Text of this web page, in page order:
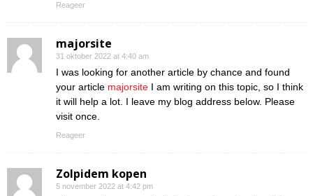
Reageer
majorsite
31 oktober 2022 at 4:40 am
I was looking for another article by chance and found
your article majorsite I am writing on this topic, so I think
it will help a lot. I leave my blog address below. Please
visit once.
Reageer
Zolpidem kopen
5 november 2022 at 4:42 pm